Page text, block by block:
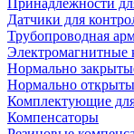
Принадлежности
Датчики для
Трубопроводная
Электромагнитные
Нормально
Нормально
Комплектующие
Компенсаторы